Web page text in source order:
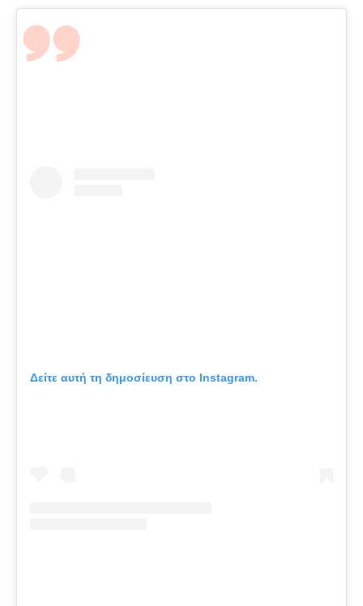
Δείτε αυτή τη δημοσίευση στο Instagram.